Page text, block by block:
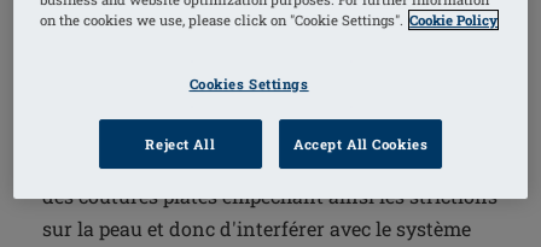
€125.95
La technologie de collage innovante permet d'avoir
des coutures plates empêchant ainsi les strictions
sur la peau et donc d'interférer avec le système
on the cookies we use, please click on "Cookie Settings". Cookie Policy
Cookies Settings
Reject All Accept All Cookies